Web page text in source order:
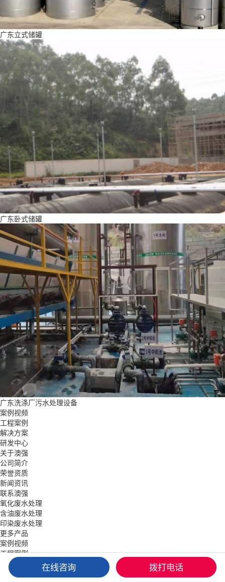
广东立式储罐
广东卧式储罐
广东洗涤厂污水处理设备
案例视频
工程案例
解决方案
研发中心
关于澳强
公司简介
荣誉资质
新闻资讯
联系澳强
氧化废水处理
含油废水处理
印染废水处理
更多产品
案例视频
工程案例
解决方案
关于澳强
在线咨询 拨打电话